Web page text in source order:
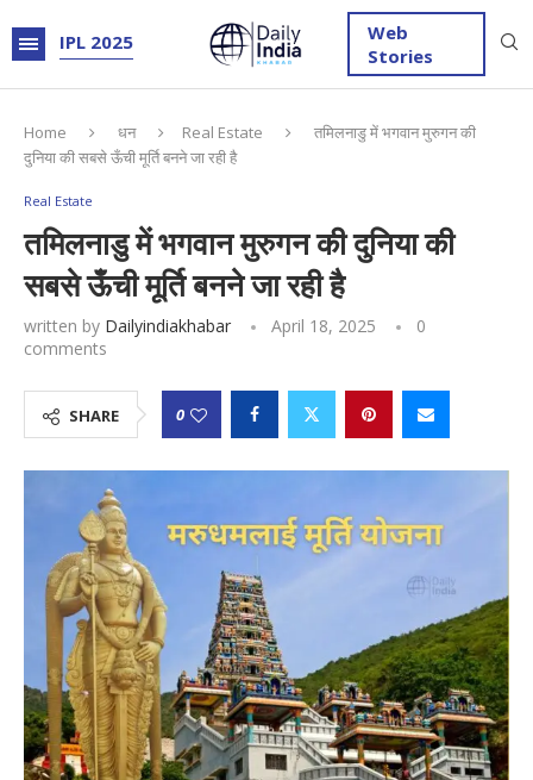
IPL 2025
Web
Stories
Home धन Real Estate
तमिलनाडु में भगवान मुरुगन की
दुनिया की सबसे ऊँची मूर्ति बनने जा रही है
Real Estate
तमिलनाडु में भगवान मुरुगन की दुनिया की
सबसे ऊँची मूर्ति बनने जा रही है
written by Dailyindiakhabar April 18, 2025
0
comments
SHARE 0